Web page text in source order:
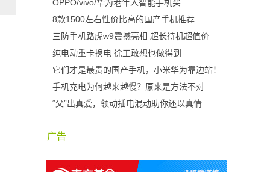
OPPO/vivo/华为老年人智能手机买
8款1500左右性价比高的国产手机推荐
三防手机路虎w9震撼亮相 超长待机超值价
纯电动重卡换电 徐工敢想也做得到
它们才是最贵的国产手机，小米华为靠边站！
手机充电为何越来越慢？原来是方法不对
“父”出真爱，领动插电混动助你还以真情
广告